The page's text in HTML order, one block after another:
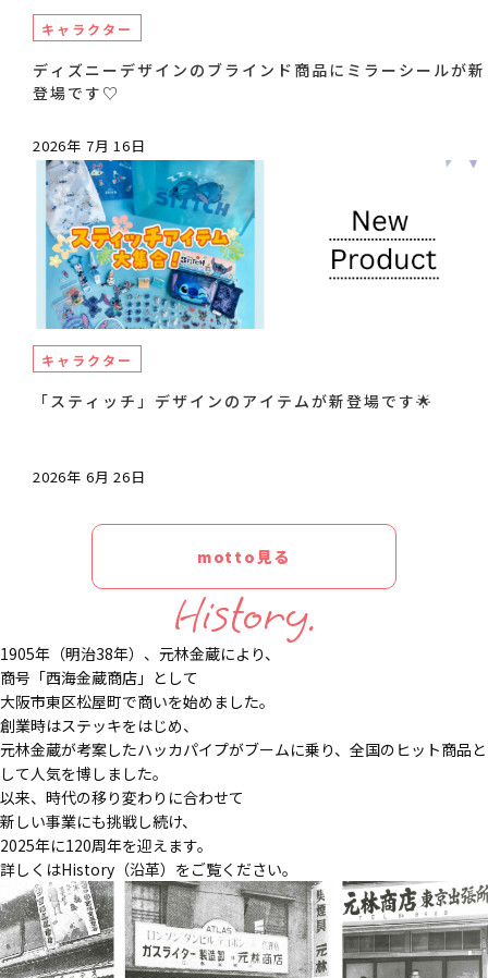
キャラクター
ディズニーデザインのブラインド商品にミラーシールが新
登場です♡
2026年 7月 16日
キャラクター
「スティッチ」デザインのアイテムが新登場です🌟
2026年 6月 26日
motto見る
History.
1905年（明治38年）、元林金蔵により、
商号「西海金蔵商店」として
大阪市東区松屋町で商いを始めました。
創業時はステッキをはじめ、
元林金蔵が考案したハッカパイプがブームに乗り、全国のヒット商品と
して人気を博しました。
以来、時代の移り変わりに合わせて
新しい事業にも挑戦し続け、
2025年に120周年を迎えます。
詳しくはHistory（沿革）をご覧ください。